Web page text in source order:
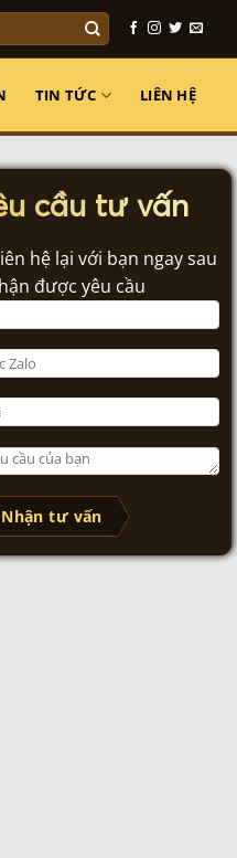
TIN TỨC LIÊN HỆ
cầu tư vấn
hệ lại với bạn ngay sau
được yêu cầu
Nhận tư vấn